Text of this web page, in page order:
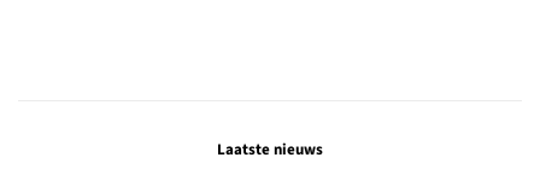
Laatste nieuws